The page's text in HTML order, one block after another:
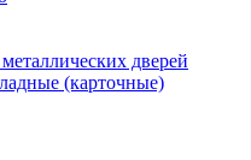
дверей
(карточные)